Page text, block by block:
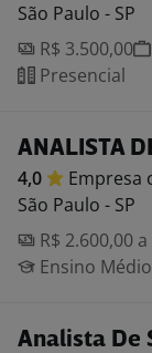
São Paulo - SP
R$ 3.500,00
Presencial
ANALISTA
4,0 Empresa
São Paulo - SP
R$ 2.600,00
Ensino
Analista De